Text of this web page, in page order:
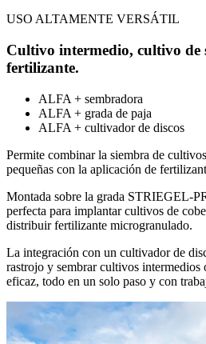
USO ALTAMENTE VERSÁTIL
Cultivo intermedio, cultivo de
fertilizante.
ALFA + sembradora
ALFA + grada de paja
ALFA + cultivador de discos
Permite combinar la siembra de
pequeñas con la aplicación de
Montada sobre la grada STRIEGEL-
perfecta para implantar cultivos de
distribuir fertilizante microgranulado.
La integración con un cultivador de
rastrojo y sembrar cultivos intermedios
eficaz, todo en un solo paso y con